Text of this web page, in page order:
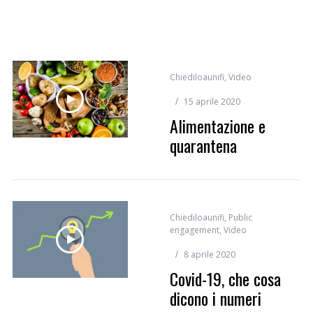
Chiediloaunifi, Video
15 aprile 2020
Alimentazione e
quarantena
Chiediloaunifi, Public
engagement, Video
8 aprile 2020
Covid-19, che cosa
dicono i numeri